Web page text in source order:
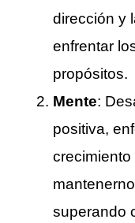
dirección y
enfrentar
propósitos.
Mente:
positiva,
superando